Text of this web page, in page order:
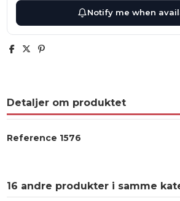
Notify me when
Detaljer om produktet
Reference 1576
16 andre produkter i samme